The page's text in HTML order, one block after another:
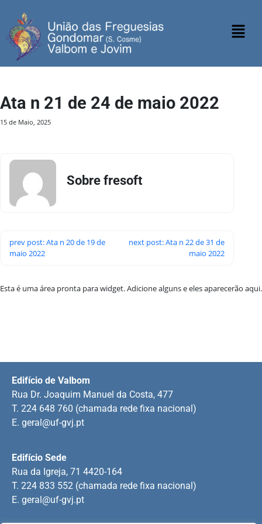
Ata n 21 de 24 de maio 2022
15 de Maio, 2025
Sobre fresoft
prev post: Ata n 20 de 19 de
maio 2022
next post: Ata n 22 de 31 de
maio 2022
Esta é uma área pronta para widget. Adicione alguns e eles aparecerão aqui.
Edifício Sede
Rua da Igreja, 71 4420-164
T. 224 833 552 (chamada rede fixa nacional)
E. geral@uf-gvj.pt
Edifício de Valbom
Rua Dr. Joaquim Manuel da Costa, 477
T. 224 648 760 (chamada rede fixa nacional)
E. geral@uf-gvj.pt